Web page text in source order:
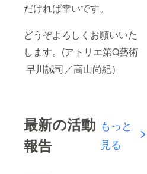
だければ幸いです。
どうぞよろしくお願いいた
します。(アトリエ第Q藝術
早川誠司／高山尚紀）
最新の活動
報告
もっと
見る